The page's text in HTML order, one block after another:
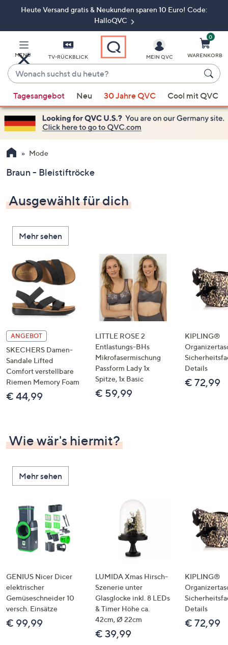
ZumHeute Versand gratis & Neukunden sparen 10 Euro! Code:
HalloQVC
MENÜ TV-RÜCKBLICK
Wonach
suchst
du
heute?
Vorschläge
verfügbar
sind,
verwenden
Sie
Pfeiltasten
oben
und
nach
unten
oder
wischen
Sie
Touch-
Geräten
links
bzw.
rechts,
um
diese
anzuzeigen.
MEIN QVC
0
WARENKORB
Tagesangebot Neu 30 Jahre QVC Cool mit QVC
Mode
Braun - Bleistiftröcke
Ausgewählt für dich
Mehr sehen
ANGEBOT
SKECHERS Damen-
Sandale Lifted
Comfort verstellbare
Riemen Memory Foam
€ 44,99
LITTLE ROSE 2
Entlastungs-BHs
Mikrofasermischung
Passform Lady 1x
Spitze, 1x Basic
€ 59,99
KIPLING®
Details
€ 72,99
Wie wär's hiermit?
Mehr sehen
GENIUS Nicer Dicer
elektrischer
Gemüseschneider 10
versch. Einsätze
€ 99,99
LUMIDA Xmas Hirsch-
Szenerie unter
Glasglocke inkl. 8 LEDs
& Timer Höhe ca.
42cm, Ø 22cm
€ 39,99
KIPLING®
Details
€ 72,99